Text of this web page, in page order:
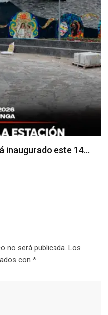
preocupación en
no será publicada. Los
con *